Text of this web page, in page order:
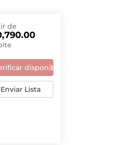
de
disponibilidade
Enviar Lista